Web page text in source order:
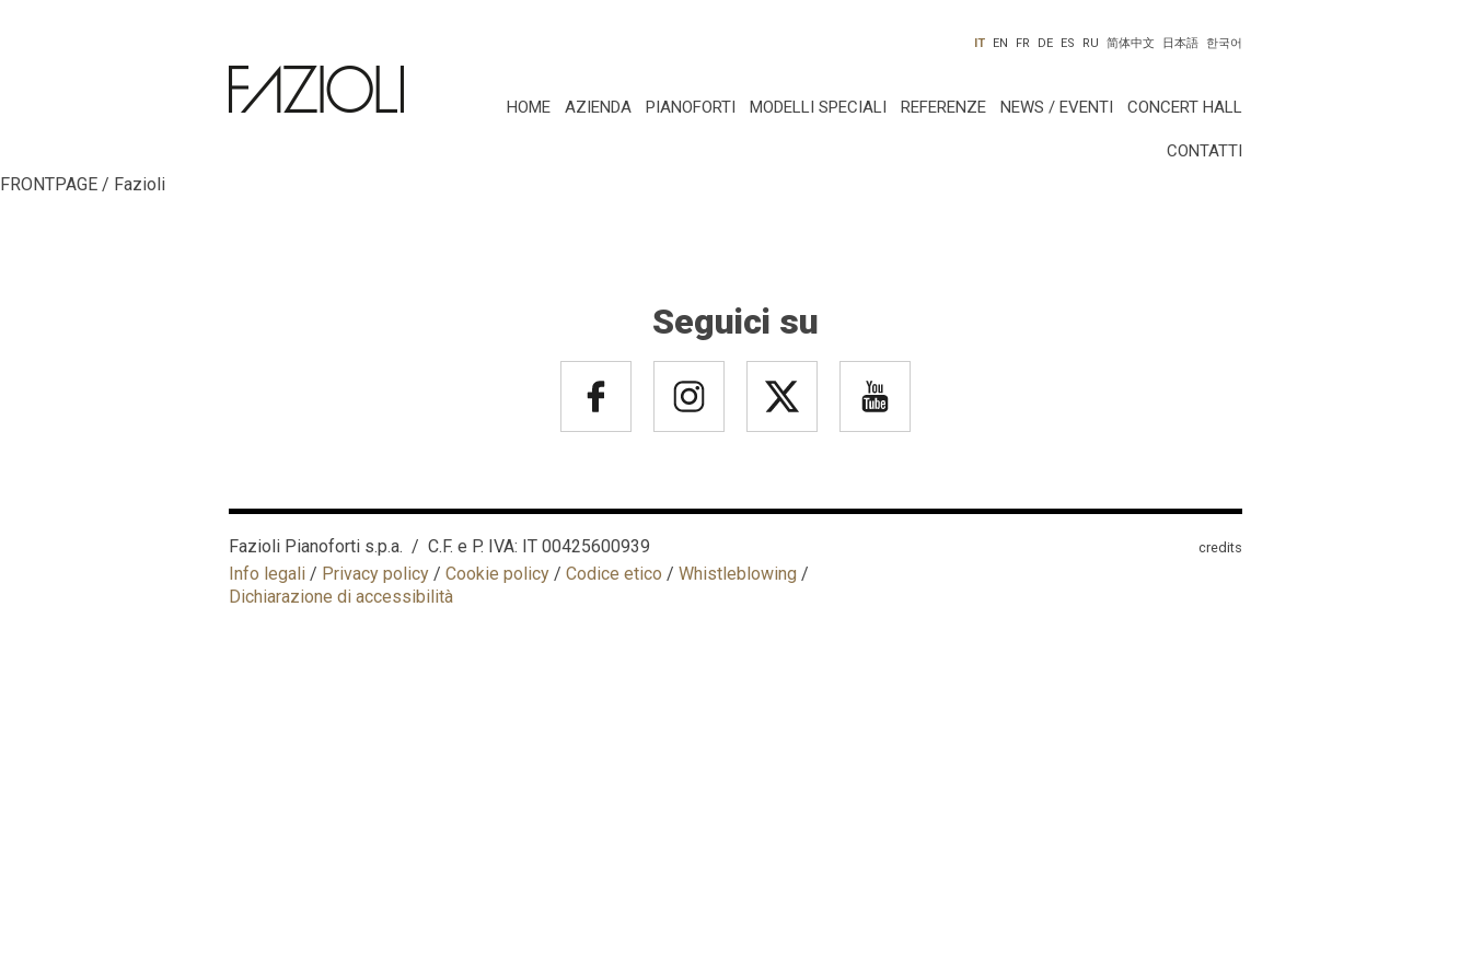
한국어
日本語
IT EN FR DE ES RU 简体中文
HOME AZIENDA PIANOFORTI MODELLI SPECIALI REFERENZE NEWS / EVENTI CONCERT HALL
CONTATTI
FRONTPAGE / Fazioli
Seguici su
Fazioli Pianoforti s.p.a. / C.F. e P. IVA: IT 00425600939
Info legali / Privacy policy / Cookie policy / Codice etico / Whistleblowing /
Dichiarazione di accessibilità
credits